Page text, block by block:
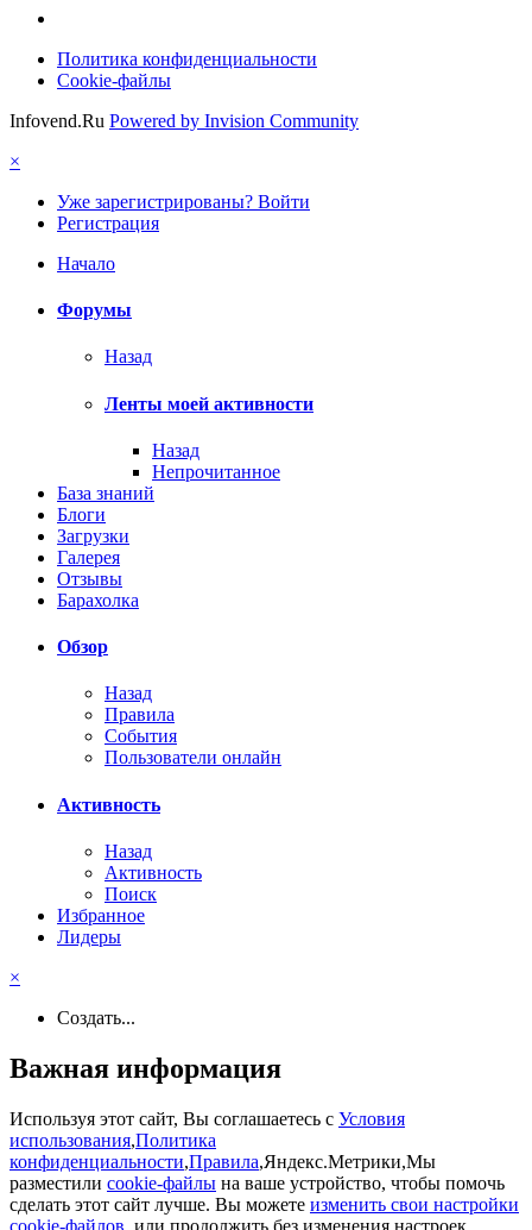
Политика конфиденциальности
Cookie-файлы
Infovend.Ru Powered by Invision Community
×
Уже зарегистрированы? Войти
Регистрация
Начало
Форумы
Назад
Ленты моей активности
Назад
Непрочитанное
База знаний
Блоги
Загрузки
Галерея
Отзывы
Барахолка
Обзор
Назад
Правила
События
Пользователи онлайн
Активность
Назад
Активность
Поиск
Избранное
Лидеры
×
Создать...
Важная информация
Используя этот сайт, Вы соглашаетесь с Условия
использования,Политика
конфиденциальности,Правила,Яндекс.Метрики,Мы
разместили cookie-файлы на ваше устройство, чтобы помочь
сделать этот сайт лучше. Вы можете изменить свои настройки
cookie-файлов , или продолжить без изменения настроек..